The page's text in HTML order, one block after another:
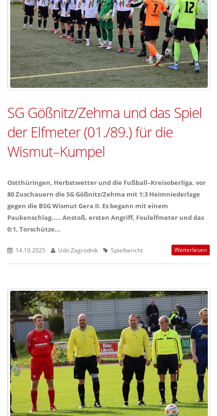
SG Gößnitz/Zehma und das Spiel
der Elfmeter (01./89.) für die
Wismut–Kumpel
Ostthüringen, Herbstwetter und die Fußball–Kreisoberliga, vor
80 Zuschauern die SG Gößnitz/Zehma mit 1:3 Heimniederlage
gegen die BSG Wismut Gera II. Es begann mit einem
Paukenschlag..... Anstoß, ersten Angriff, Foulelfmeter und das
0:1, Torschütze...
14.10.2025 Udo Zagrodnik Spielbericht Weiterlesen